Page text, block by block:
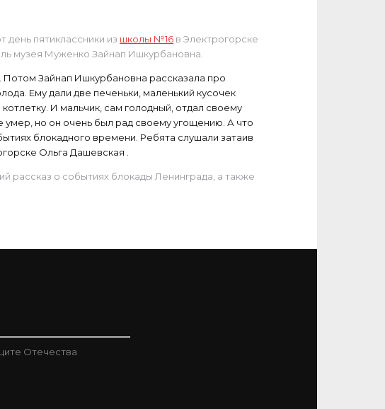
пятиклассники из школы №16 в Электрогорске
музея Муженко Зайнап Ишкурбановна.
Потом Зайнап Ишкурбановна рассказала про
Ему дали две печеньки, маленький кусочек
И мальчик, сам голодный, отдал своему
умер, но он очень был рад своему угощению. А что
блокадного времени. Ребята слушали затаив
Ольга Дашевская .
рассказ о событиях блокады Ленинграда, а также
Отечества